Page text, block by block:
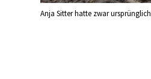
Anja Sitter hatte zwar